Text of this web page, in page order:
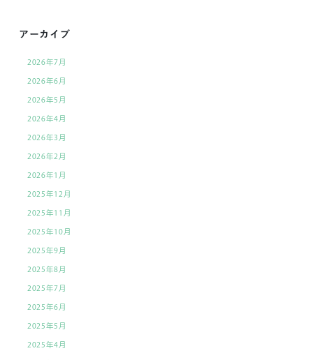
アーカイブ
2026年7月
2026年6月
2026年5月
2026年4月
2026年3月
2026年2月
2026年1月
2025年12月
2025年11月
2025年10月
2025年9月
2025年8月
2025年7月
2025年6月
2025年5月
2025年4月